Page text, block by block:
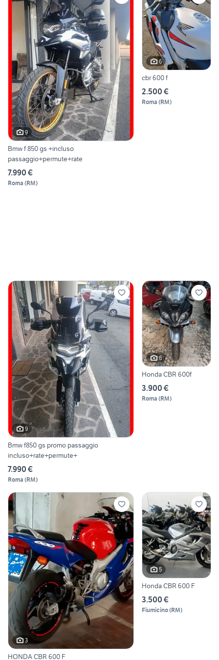
9
Bmw f 850 gs +incluso
passaggio+permute+rate
7.990 €
Roma (RM)
6
cbr 600 f
2.500 €
Roma (RM)
9
Bmw f850 gs promo passaggio
incluso+rate+permute+
7.990 €
Roma (RM)
6
Honda CBR 600f
3.900 €
Roma (RM)
3
HONDA CBR 600 F
5
Honda CBR 600 F
3.500 €
Fiumicino(RM)